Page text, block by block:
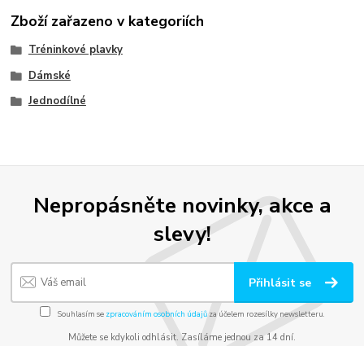
Zboží zařazeno v kategoriích
Tréninkové plavky
Dámské
Jednodílné
Nepropásněte novinky, akce a
slevy!
Přihlásit se
Souhlasím se zpracováním osobních údajůza účelem rozesílky newsletteru.
Můžete se kdykoli odhlásit. Zasíláme jednou za 14 dní.